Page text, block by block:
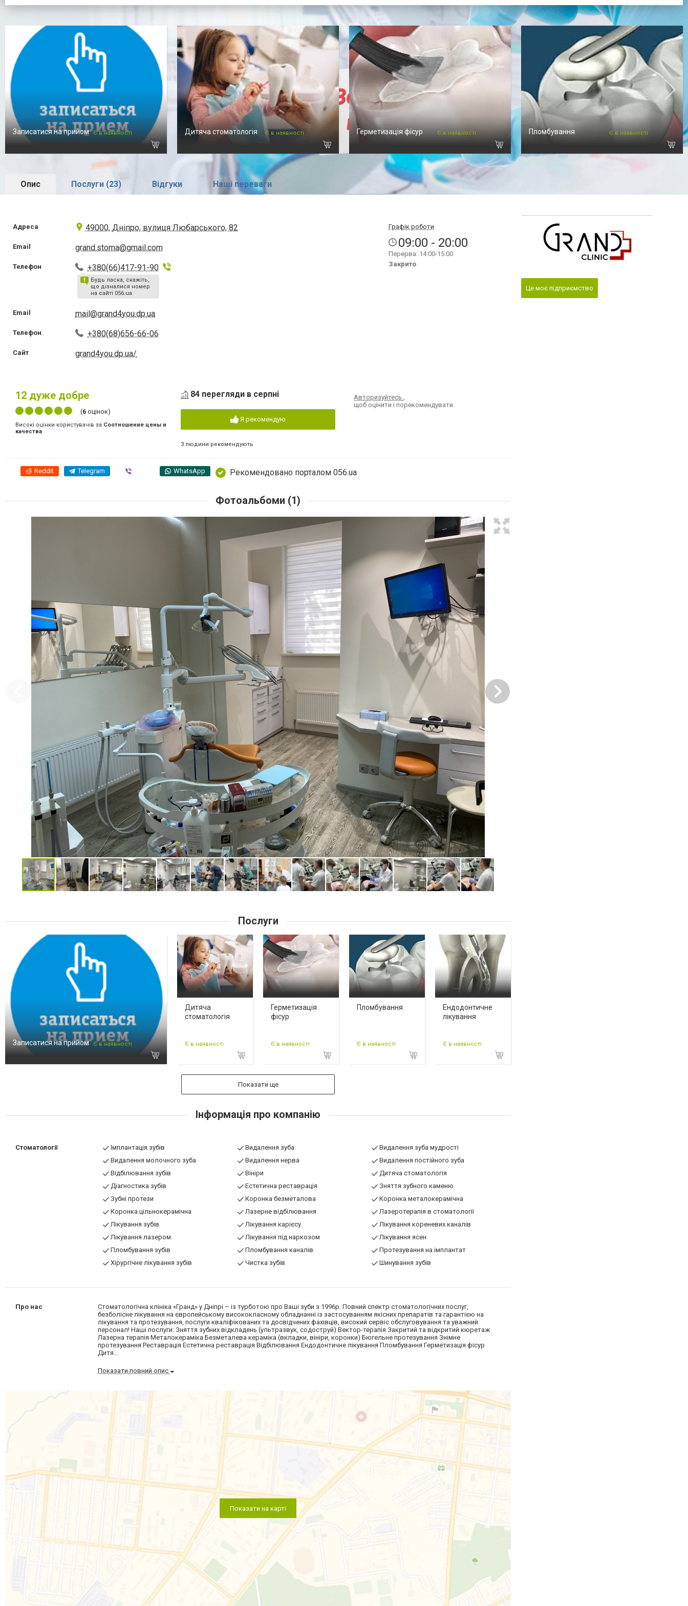
Записатися на прийом Є в наявності Дитяча стоматологія Є в наявності Герметизація фісур Є в наявності Пломбування Є в наявності
Опис Послуги (23) Відгуки Наші переваги
Адреса 49000, Дніпро, вулиця Любарського, 82
Email grand.stoma@gmail.com
Телефон +380(66)417-91-90
Будь ласка, скажіть,
що дізналися номер
на сайті 056.ua
Email mail@grand4you.dp.ua
Телефон +380(68)656-66-06
Сайт grand4you.dp.ua/
Графік роботи
09:00 - 20:00
Перерва: 14:00-15:00
Закрито
12 дуже добре
(6 оцінок)
Високі оцінки користувачів за Соотношение цены и
качества
84 перегляди в серпні
Я рекомендую
3 людини рекомендують
Авторизуйтесь
щоб оцінити і порекомендувати
Reddit Telegram WhatsApp Рекомендовано порталом 056.ua
Фотоальбоми (1)
Послуги
Записатися на прийом Є в наявності
Дитяча
стоматологія
Є в наявності
Герметизація
фісур
Є в наявності
Пломбування
Є в наявності
Ендодонтичне
лікування
Є в наявності
Показати ще
Інформація про компанію
Стоматології Імплантація зубів Видалення зуба
Видалення зуба мудрості
Видалення молочного зуба
Видалення нерва
Видалення постійного зуба
Відбілювання зубів
Вініри
Дитяча стоматологія
Діагностика зубів
Естетична реставрація
Зняття зубного каменю
Зубні протези
Коронка безметалова
Коронка металокерамічна
Коронка цільнокерамічна
Лазерне відбілювання
Лазеротерапія в стоматології
Лікування зубів
Лікування карієсу
Лікування кореневих каналів
Лікування лазером
Лікування під наркозом
Лікування ясен
Пломбування зубів
Пломбування каналів
Протезування на імплантат
Хірургічне лікування зубів
Чистка зубів Шинування зубів
Про нас
Стоматологічна клініка «Гранд» у Дніпрі – із турботою про Ваші зуби з 1996р. Повний спектр стоматологічних послуг,
безболісне лікування на європейському висококласному обладнанні із застосуванням якісних препаратів та гарантією на
лікування та протезування, послуги кваліфікованих та досвідчених фахівців, високий сервіс обслуговування та уважний
персонал! Наші послуги: Зняття зубних відкладень (ультразвук, содоструй) Вектор-терапія Закритий та відкритий кюретаж
Лазерна терапія Металокераміка Безметалева кераміка (вкладки, вініри, коронки) Бюгельне протезування Знімне
протезування Реставрація Естетична реставрація Відбілювання Ендодонтичне лікування Пломбування Герметизація фісур
Дитя...
Показати повний опис
Показати на карті
Це моє підприємство